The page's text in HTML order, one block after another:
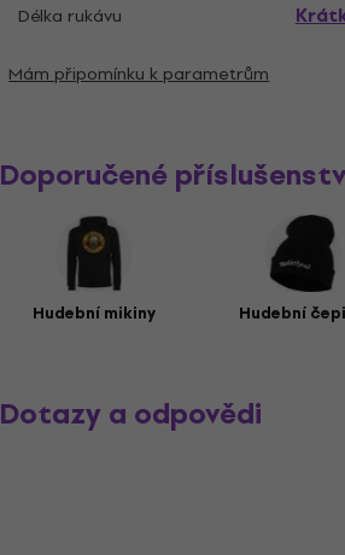
Délka rukávu
Mám připomínku k parametrům
Doporučené
Hudební mikiny Hudební
Dotazy a odpovědi